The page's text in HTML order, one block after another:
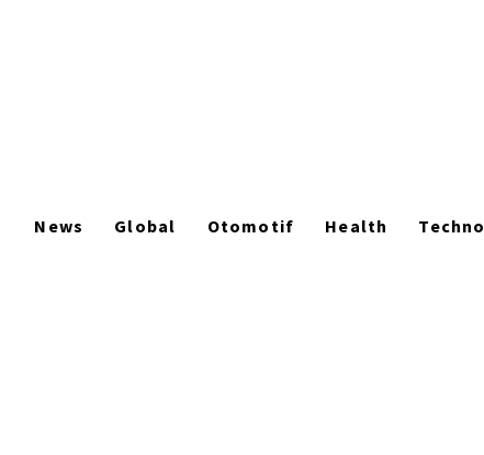
News Global Otomotif Health Techno